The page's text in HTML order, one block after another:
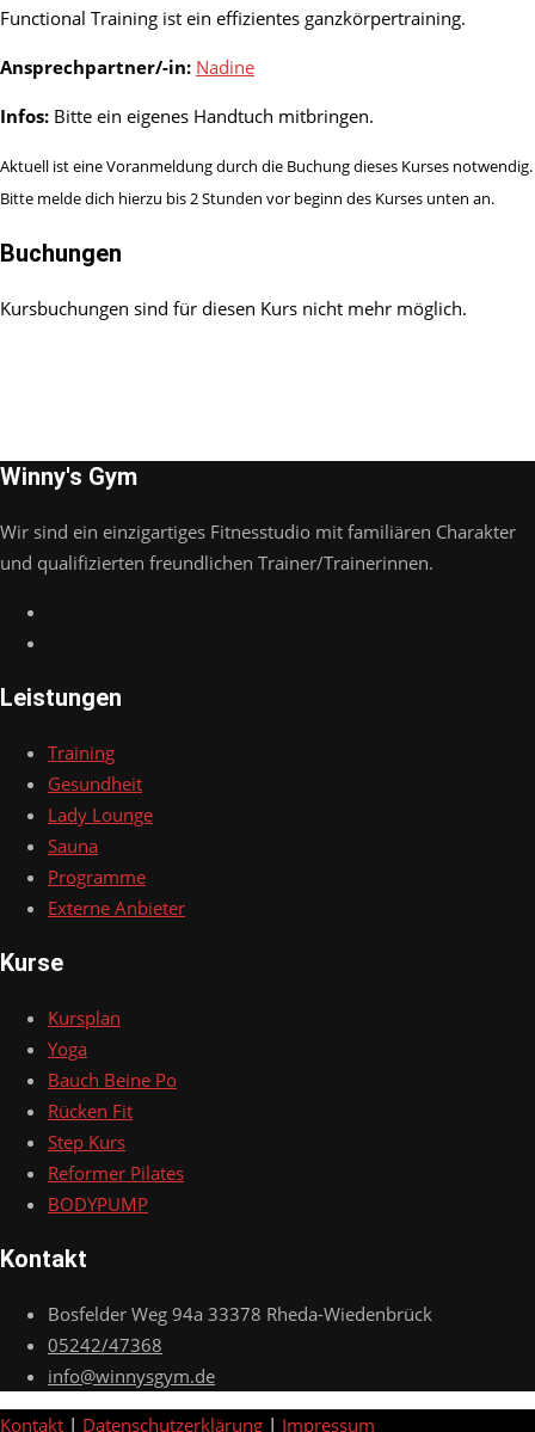
Functional Training ist ein effizientes ganzkörpertraining.
Ansprechpartner/-in: Nadine
Infos: Bitte ein eigenes Handtuch mitbringen.
Aktuell ist eine Voranmeldung durch die Buchung dieses Kurses notwendig.
Bitte melde dich hierzu bis 2 Stunden vor beginn des Kurses unten an.
Buchungen
Kursbuchungen sind für diesen Kurs nicht mehr möglich.
Winny's Gym
Wir sind ein einzigartiges Fitnesstudio mit familiären Charakter
und qualifizierten freundlichen Trainer/Trainerinnen.
Leistungen
Training
Gesundheit
Lady Lounge
Sauna
Programme
Externe Anbieter
Kurse
Kursplan
Yoga
Bauch Beine Po
Rücken Fit
Step Kurs
Reformer Pilates
BODYPUMP
Kontakt
Bosfelder Weg 94a 33378 Rheda-Wiedenbrück
05242/47368
info@winnysgym.de
Kontakt | Datenschutzerklärung | Impressum